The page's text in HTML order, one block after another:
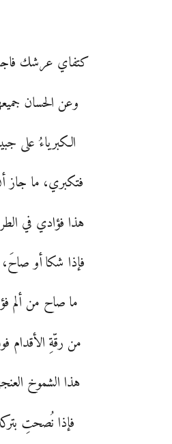
كتفاي عرشك
وعن الحسان
الكبرياءُ على
فتكبري، ما جاز
هذا فؤادي في
فإذا شكا أو
ما صاح من ألم
من رقّةِ الأقدام
هذا الشموخ
فإذا نُصحتِ